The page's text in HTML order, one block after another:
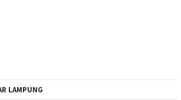
LAMPUNG